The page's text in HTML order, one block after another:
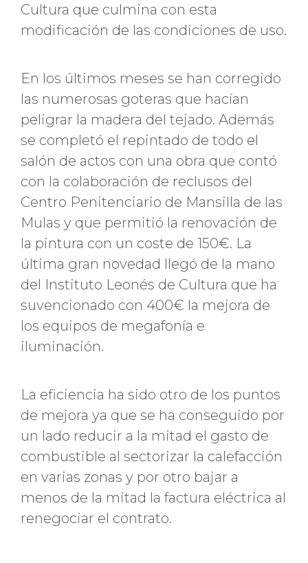
Cultura que culmina con esta
modificación de las condiciones de uso.
En los últimos meses se han corregido
las numerosas goteras que hacían
peligrar la madera del tejado. Además
se completó el repintado de todo el
salón de actos con una obra que contó
con la colaboración de reclusos del
Centro Penitenciario de Mansilla de las
Mulas y que permitió la renovación de
la pintura con un coste de 150€. La
última gran novedad llegó de la mano
del Instituto Leonés de Cultura que ha
suvencionado con 400€ la mejora de
los equipos de megafonía e
iluminación.
La eficiencia ha sido otro de los puntos
de mejora ya que se ha conseguido por
un lado reducir a la mitad el gasto de
combustible al sectorizar la calefacción
en varias zonas y por otro bajar a
menos de la mitad la factura eléctrica al
renegociar el contrato.